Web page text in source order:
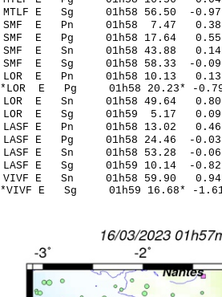
MTLF E Sg 01h58 56.50 -
SMF E Pn 01h58
SMF E Pg 01h58
SMF E Sn 01h58
SMF E Sg 01h58 58.33 -
LOR E Pn 01h58
*LOR E Pg 01h58
LOR E Sn 01h58
LOR E Sg 01h59 5.17
LASF E Pn 01h58
LASF E Pg 01h58
LASF E Sn 01h58
LASF E Sg 01h59 10.14 -
VIVF E Sn 01h58
*VIVF E Sg 01h59 16.68* -